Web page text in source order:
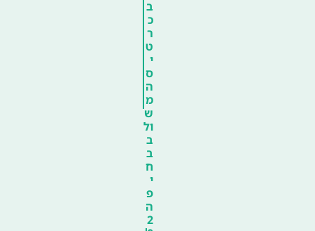
ב
כ
ר
ט
י
ס
ה
מ
ש
ול
ב
ב
ח
י
פ
ה
2